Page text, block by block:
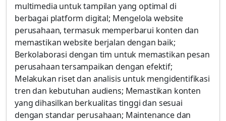
multimedia untuk tampilan yang optimal di
berbagai platform digital; Mengelola website
perusahaan, termasuk memperbarui konten dan
memastikan website berjalan dengan baik;
Berkolaborasi dengan tim untuk memastikan pesan
perusahaan tersampaikan dengan efektif;
Melakukan riset dan analisis untuk mengidentifikasi
tren dan kebutuhan audiens; Memastikan konten
yang dihasilkan berkualitas tinggi dan sesuai
dengan standar perusahaan; Maintenance dan